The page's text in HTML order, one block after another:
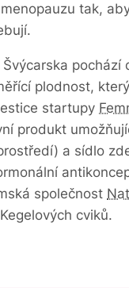
tak,
plodnost,
startupy
produkt
a sídlo
společnost
cviků.